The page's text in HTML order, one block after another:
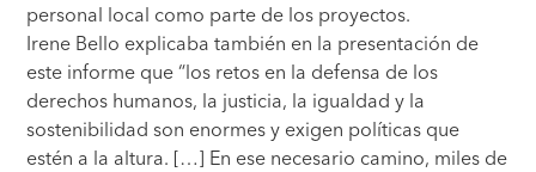
personal local como parte de los proyectos.
Irene Bello explicaba también en la presentación de
este informe que “los retos en la defensa de los
derechos humanos, la justicia, la igualdad y la
sostenibilidad son enormes y exigen políticas que
estén a la altura. […] En ese necesario camino, miles de